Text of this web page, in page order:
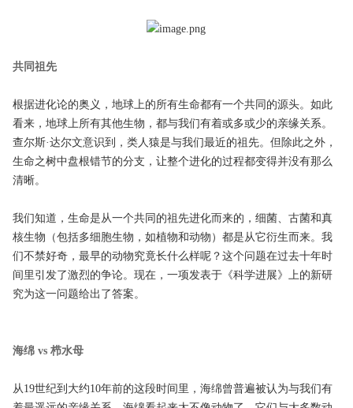
共同祖先
根据进化论的奥义，地球上的所有生命都有一个共同的源头。如此
看来，地球上所有其他生物，都与我们有着或多或少的亲缘关系。
查尔斯·达尔文意识到，类人猿是与我们最近的祖先。但除此之外，
生命之树中盘根错节的分支，让整个进化的过程都变得并没有那么
清晰。
我们知道，生命是从一个共同的祖先进化而来的，细菌、古菌和真
核生物（包括多细胞生物，如植物和动物）都是从它衍生而来。我
们不禁好奇，最早的动物究竟长什么样呢？这个问题在过去十年时
间里引发了激烈的争论。现在，一项发表于《科学进展》上的新研
究为这一问题给出了答案。
海绵 vs 栉水母
从19世纪到大约10年前的这段时间里，海绵曾普遍被认为与我们有